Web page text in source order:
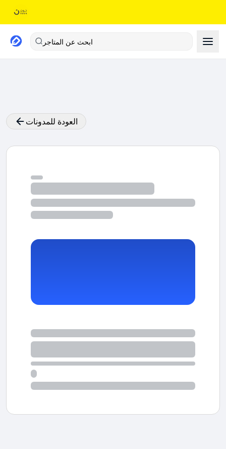
ابحث عن المتاجر
العودة للمدونات